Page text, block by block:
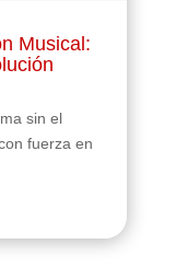
Musical:
sin el
fuerza en